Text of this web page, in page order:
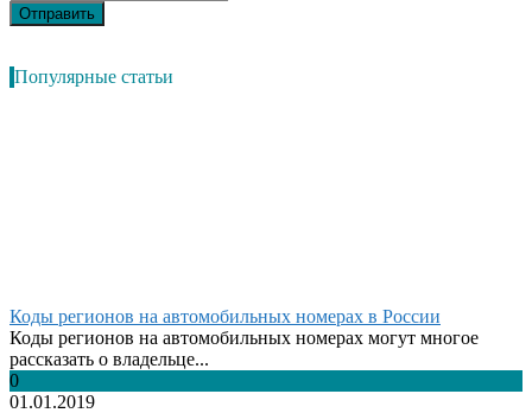
Популярные статьи
Коды регионов на автомобильных номерах в России
Коды регионов на автомобильных номерах могут многое
рассказать о владельце...
0
01.01.2019